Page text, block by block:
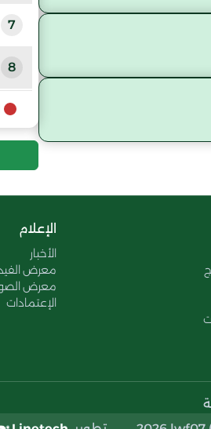
7
8
9
الإعلام
الأخبار
معرض
معرض
الإعتمادات